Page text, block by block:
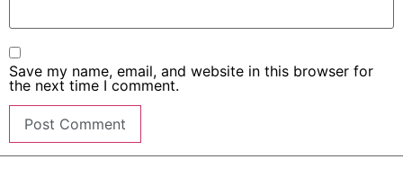
Save my name, email, and website in this browser for
the next time I comment.